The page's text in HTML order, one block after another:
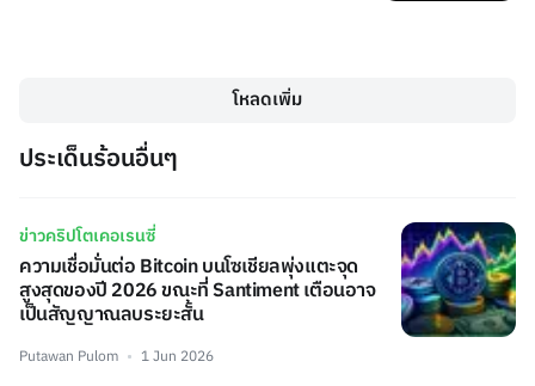
โหลดเพิ่ม
ประเด็นร้อนอื่นๆ
ข่าวคริปโตเคอเรนซี่
ความเชื่อมั่นต่อ Bitcoin บนโซเชียลพุ่งแตะจุด
สูงสุดของปี 2026 ขณะที่ Santiment เตือนอาจ
เป็นสัญญาณลบระยะสั้น
Putawan Pulom 1 Jun 2026